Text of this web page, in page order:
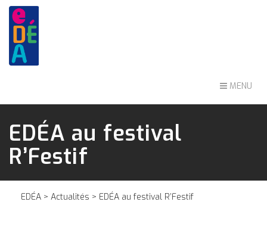
MENU
EDÉA au festival
R’Festif
EDÉA > Actualités > EDÉA au festival R’Festif